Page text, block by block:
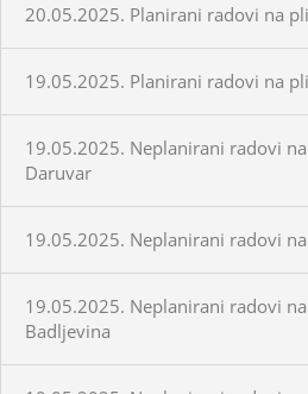
20.05.2025. Planirani radovi na
19.05.2025. Planirani radovi na
19.05.2025. Neplanirani radovi
Daruvar
19.05.2025. Neplanirani radovi
19.05.2025. Neplanirani radovi
Badljevina